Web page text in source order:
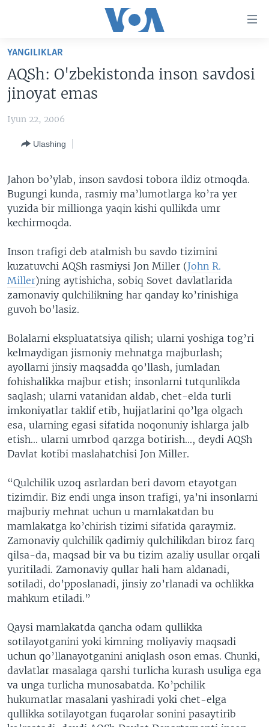
Boshiga
Qidiruvga
o'ting
AMERIKA
VATANDOSHLAR
AMERIKA MANZARALARI
XALQARO HAYOT
MOBIL-SALOM!
VIDEO
XABARLAR SURATLARDA
IJTIMOIY TARMOQLAR
FACEBOOK
INSTAGRAM
ODNOKLASSNIKI
TELEGRAM
SOUNDCLOUD
INGLIZ TILI DARSLARI
Learning English
YANGILIKLAR
AQSh: O'zbekistonda inson savdosi
jinoyat emas
Iyun 22, 2006
Ulashing
Jahon bo’ylab, inson savdosi tobora ildiz otmoqda.
Bugungi kunda, rasmiy ma’lumotlarga ko’ra yer
yuzida bir millionga yaqin kishi qullikda umr
kechirmoqda.
Inson trafigi deb atalmish bu savdo tizimini
kuzatuvchi AQSh rasmiysi Jon Miller (John R.
Miller)ning aytishicha, sobiq Sovet davlatlarida
zamonaviy qulchilikning har qanday ko’rinishiga
guvoh bo’lasiz.
Bolalarni ekspluatatsiya qilish; ularni yoshiga tog’ri
kelmaydigan jismoniy mehnatga majburlash;
ayollarni jinsiy maqsadda qo’llash, jumladan
fohishalikka majbur etish; insonlarni tutqunlikda
saqlash; ularni vatanidan aldab, chet-elda turli
imkoniyatlar taklif etib, hujjatlarini qo’lga olgach
esa, ularning egasi sifatida noqonuniy ishlarga jalb
etish... ularni umrbod qarzga botirish..., deydi AQSh
Davlat kotibi maslahatchisi Jon Miller.
“Qulchilik uzoq asrlardan beri davom etayotgan
tizimdir. Biz endi unga inson trafigi, ya’ni insonlarni
majburiy mehnat uchun u mamlakatdan bu
mamlakatga ko’chirish tizimi sifatida qaraymiz.
Zamonaviy qulchilik qadimiy qulchilikdan biroz farq
qilsa-da, maqsad bir va bu tizim azaliy usullar orqali
yuritiladi. Zamonaviy qullar hali ham aldanadi,
sotiladi, do’pposlanadi, jinsiy zo’rlanadi va ochlikka
mahkum etiladi.”
Qaysi mamlakatda qancha odam qullikka
sotilayotganini yoki kimning moliyaviy maqsadi
uchun qo’llanayotganini aniqlash oson emas. Chunki,
davlatlar masalaga qarshi turlicha kurash usuliga ega
va unga turlicha munosabatda. Ko’pchilik
hukumatlar masalani yashiradi yoki chet-elga
qullikka sotilayotgan fuqarolar sonini pasaytirib